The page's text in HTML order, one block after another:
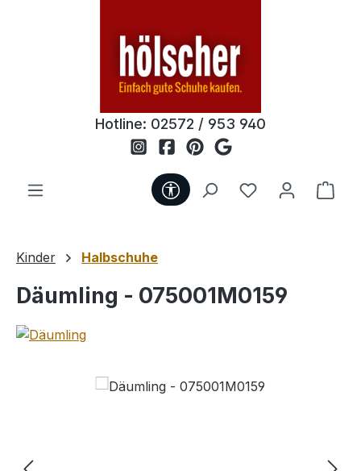
Hotline: 02572 / 953 940
Werkzeugleiste anzeigen
Du hast 0
Kinder Halbschuhe
Däumling - 075001M0159
Bildergalerie überspringen